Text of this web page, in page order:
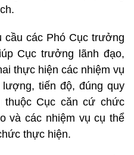
các Phó Cục trưởng
Cục trưởng lãnh đạo,
thực hiện các nhiệm vụ
tiến độ, đúng quy
thuộc Cục căn cứ chức
và các nhiệm vụ cụ thể
thực hiện.